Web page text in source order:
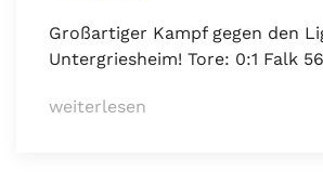
Großartiger Kampf gegen den
Untergriesheim! Tore: 0:1 Falk
weiterlesen